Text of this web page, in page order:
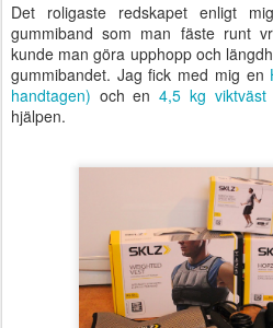
Det roligaste redskapet enligt
gummiband som man fäste runt
kunde man göra upphopp och
gummibandet. Jag fick med mig en
handtagen) och en4,5 kg viktväst
hjälpen.